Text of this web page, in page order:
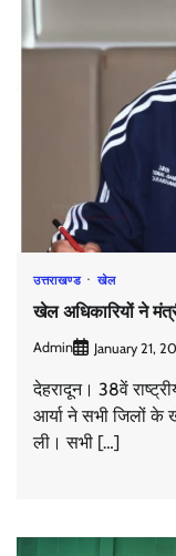
उत्तराखण्ड खेल
खेल अधिकारियों ने
Admin January 21,
देहरादून। 38वें
आर्या ने सभी जिलों के
ली। सभी […]